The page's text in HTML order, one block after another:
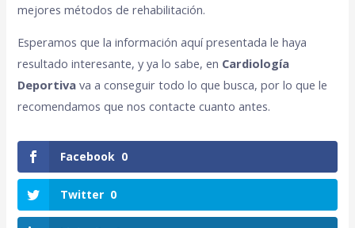
mejores métodos de rehabilitación.
Esperamos que la información aquí presentada le haya
resultado interesante, y ya lo sabe, en Cardiología
Deportivava a conseguir todo lo que busca, por lo que le
recomendamos que nos contacte cuanto antes.
Facebook 0
Twitter 0